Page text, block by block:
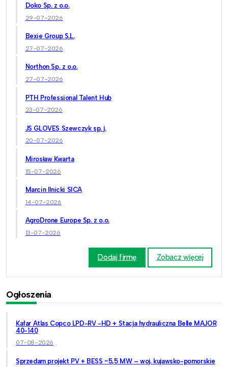
Doko Sp. z o.o.
29-07-2026
Bexie Group S.L.
27-07-2026
Northon Sp. z o.o.
27-07-2026
PTH Professional Talent Hub
23-07-2026
JS GLOVES Szewczyk sp. j.
20-07-2026
Mirosław Kwarta
15-07-2026
Marcin Ilnicki SICA
14-07-2026
AgroDrone Europe Sp. z o.o.
13-07-2026
Dodaj firmę Zobacz więcej
Ogłoszenia
Kafar Atlas Copco LPD-RV -HD + Stacja hydrauliczna Belle MAJOR
40-140
07-08-2026
Sprzedam projekt PV + BESS ~5,5 MW – woj. kujawsko-pomorskie